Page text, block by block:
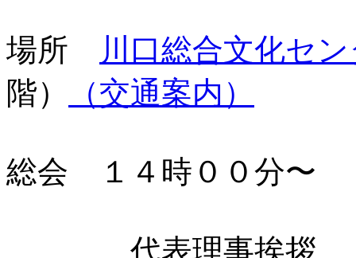
場所
川口総合文化セ
階）
（交通案内）
総会 １４時００分〜
代表理事挨拶